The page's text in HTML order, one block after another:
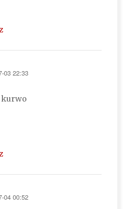
03 22:33
kurwo
04 00:52